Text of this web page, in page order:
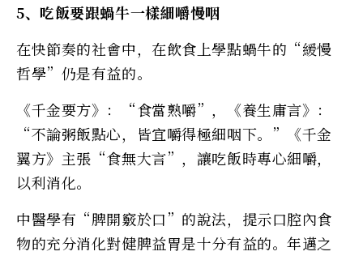
5、吃飯要跟蝸牛一樣細嚼慢咽
在快節奏的社會中，在飲食上學點蝸牛的“緩慢
哲學”仍是有益的。
《千金要方》：“食當熟嚼”，《養生庸言》：
“不論粥飯點心，皆宜嚼得極細咽下。”《千金
翼方》主張“食無大言”，讓吃飯時專心細嚼，
以利消化。
中醫學有“脾開竅於口”的說法，提示口腔內食
物的充分消化對健脾益胃是十分有益的。年邁之